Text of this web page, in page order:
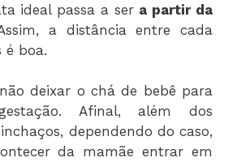
ideal passa a ser a partir da
a distância entre cada
é boa.
deixar o chá de bebê para
Afinal, além dos
dependendo do caso,
da mamãe entrar em